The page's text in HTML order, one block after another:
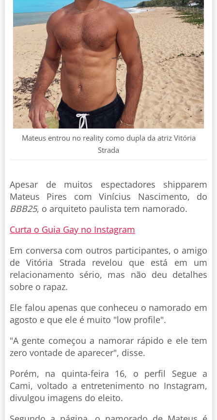
Mateus entrou no reality como dupla da atriz Vitória
Strada
Apesar de muitos espectadores shipparem
Mateus Pires com Vinícius Nascimento, do
BBB25, o arquiteto paulista tem namorado.
Curta o Guia Gay no Instagram
Em conversa com outros participantes, o amigo
de Vitória Strada revelou que está em um
relacionamento sério, mas não deu detalhes
sobre o rapaz.
Ele falou apenas que conheceu o namorado em
agosto e que ele é muito "low profile".
"A gente começou a namorar rápido e ele tem
zero vontade de aparecer", disse.
Porém, na quinta-feira 16, o perfil Segue a
Cami, voltado a entretenimento no Instagram,
divulgou imagens do eleito.